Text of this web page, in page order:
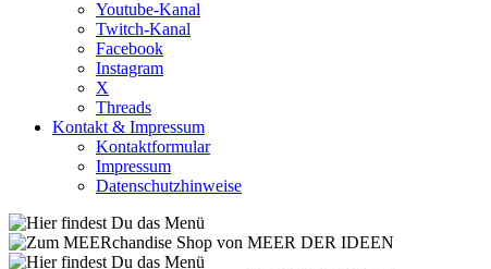
Youtube-Kanal
Twitch-Kanal
Facebook
Instagram
X
Threads
Kontakt & Impressum
Kontaktformular
Impressum
Datenschutzhinweise